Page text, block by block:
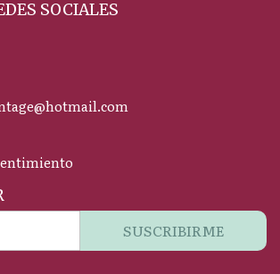
SOCIALES
SUSCRIBIRME